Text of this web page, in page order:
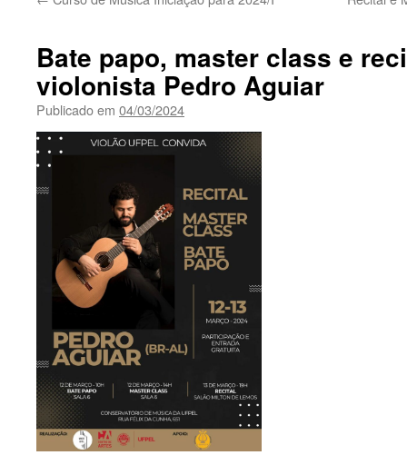
Bate papo, master class e
violonista Pedro Aguiar
Publicado em 04/03/2024